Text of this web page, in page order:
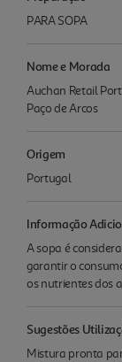
PARA SOPA
Nome e Morada
Auchan Retail
Paço de Arcos
Origem
Portugal
Informação
A sopa é
garantir o
os nutrientes dos
Sugestões
Mistura pronta